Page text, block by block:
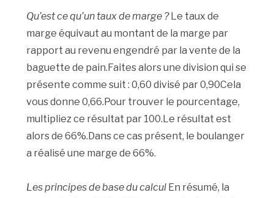
Qu’est ce qu’un taux de marge ?Le taux de
marge équivaut au montant de la marge par
rapport au revenu engendré par la vente de la
baguette de pain.Faites alors une division qui se
présente comme suit : 0,60 divisé par 0,90Cela
vous donne 0,66.Pour trouver le pourcentage,
multipliez ce résultat par 100.Le résultat est
alors de 66%.Dans ce cas présent, le boulanger
a réalisé une marge de 66%.
Les principes de base du calcul En résumé, la